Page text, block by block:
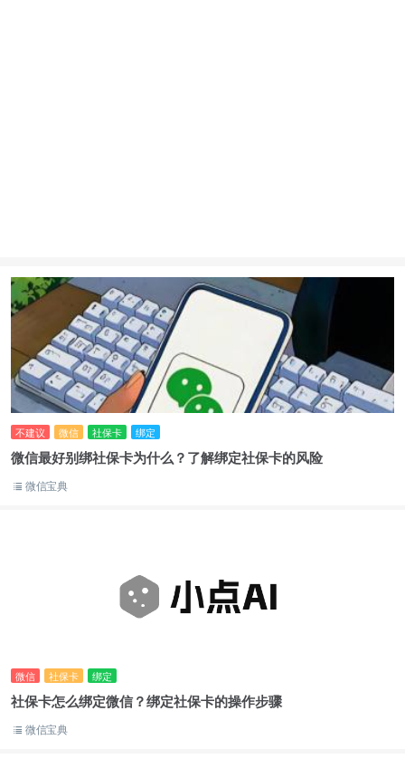
不建议 微信 社保卡 绑定
微信最好别绑社保卡为什么？了解绑定社保卡的风险
微信宝典
微信 社保卡 绑定
社保卡怎么绑定微信？绑定社保卡的操作步骤
微信宝典